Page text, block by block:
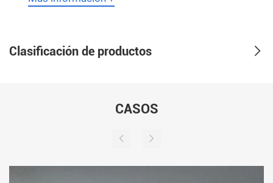
Clasificación de productos
CASOS